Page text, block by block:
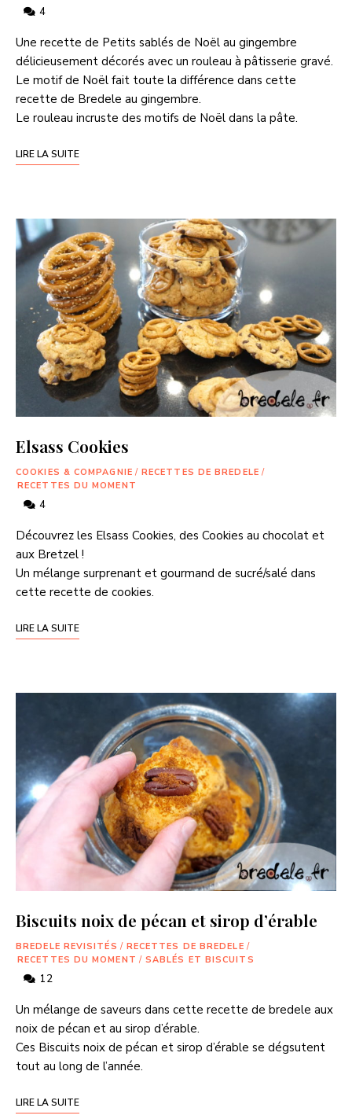
4
Une recette de Petits sablés de Noël au gingembre
délicieusement décorés avec un rouleau à pâtisserie gravé.
Le motif de Noël fait toute la différence dans cette
recette de Bredele au gingembre.
Le rouleau incruste des motifs de Noël dans la pâte.
LIRE LA SUITE
Elsass Cookies
COOKIES & COMPAGNIE / RECETTES DE BREDELE /
RECETTES DU MOMENT
4
Découvrez les Elsass Cookies, des Cookies au chocolat et
aux Bretzel !
Un mélange surprenant et gourmand de sucré/salé dans
cette recette de cookies.
LIRE LA SUITE
Biscuits noix de pécan et sirop d’érable
BREDELE REVISITÉS / RECETTES DE BREDELE /
RECETTES DU MOMENT / SABLÉS ET BISCUITS
12
Un mélange de saveurs dans cette recette de bredele aux
noix de pécan et au sirop d’érable.
Ces Biscuits noix de pécan et sirop d’érable se dégsutent
tout au long de l’année.
LIRE LA SUITE